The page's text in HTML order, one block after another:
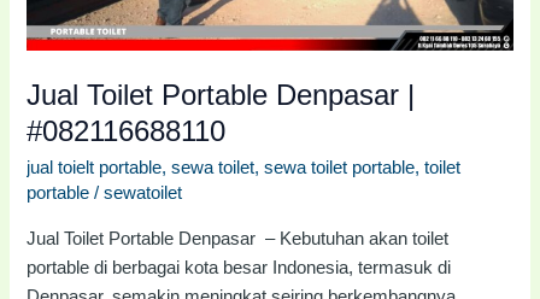
Jual Toilet Portable Denpasar |
#082116688110
jual toielt portable,sewa toilet,sewa toilet portable,toilet
portable /sewatoilet
Jual Toilet Portable Denpasar – Kebutuhan akan toilet
portable di berbagai kota besar Indonesia, termasuk di